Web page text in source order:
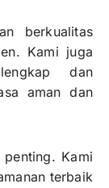
berkualitas
Kami juga
dan
aman dan
penting. Kami
terbaik